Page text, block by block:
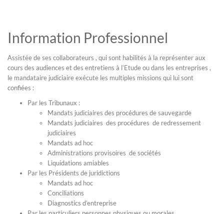
Information Professionnel
Assistée de ses collaborateurs , qui sont habilités à la représenter aux
cours des audiences et des entretiens à l’Etude ou dans les entreprises ,
le mandataire judiciaire exécute les multiples missions qui lui sont
confiées :
Par les Tribunaux :
Mandats judiciaires des procédures de sauvegarde
Mandats judiciaires des procédures de redressement
judiciaires
Mandats ad hoc
Administrations provisoires de sociétés
Liquidations amiables
Par les Présidents de juridictions
Mandats ad hoc
Conciliations
Diagnostics d’entreprise